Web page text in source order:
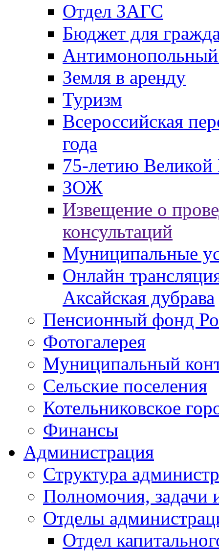
Отдел ЗАГС
Бюджет для
Антимонопольный
Земля в аренду
Туризм
Всероссийская
года
75-летию
ЗОЖ
Извещение о
консультаций
Муниципальные
Онлайн
Аксайская дубрава
Пенсионный фонд
Фотогалерея
Муниципальный
Сельские поселения
Котельниковское
Финансы
Администрация
Структура
Полномочия, задачи
Отделы
Отдел